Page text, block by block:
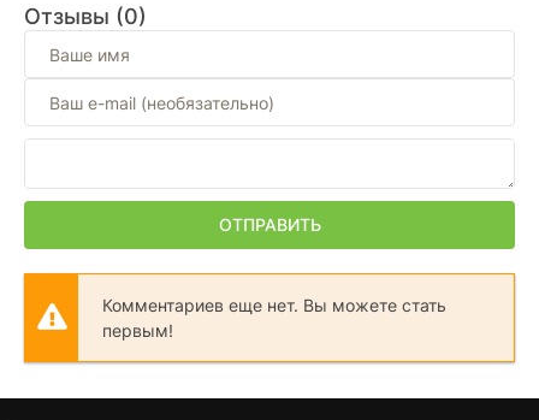
Отзывы (0)
ОТПРАВИТЬ
Комментариев еще нет. Вы можете стать
первым!